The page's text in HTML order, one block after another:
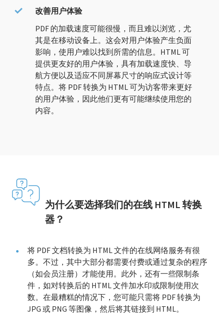
改善用户体验
PDF 的加载速度可能很慢，而且难以浏览，尤
其是在移动设备上。这会对用户体验产生负面
影响，使用户难以找到所需的信息。HTML 可
提供更友好的用户体验，具有加载速度快、导
航方便以及适应不同屏幕尺寸的响应式设计等
特点。将 PDF 转换为 HTML 可为访客带来更好
的用户体验，因此他们更有可能继续使用您的
内容。
为什么要选择我们的在线 HTML 转换
器？
将 PDF 文档转换为 HTML 文件的在线网络服务有很
多。不过，其中大部分都需要付费或通过复杂的程序
（如会员注册）才能使用。此外，还有一些限制条
件，如对转换后的 HTML 文件加水印或限制使用次
数。在最糟糕的情况下，您可能只需将 PDF 转换为
JPG 或 PNG 等图像，然后将其链接到 HTML。